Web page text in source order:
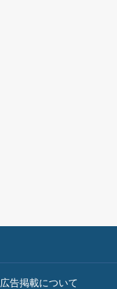
広告掲載について